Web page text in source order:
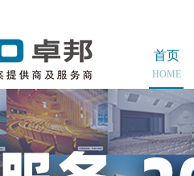
首页
HOME